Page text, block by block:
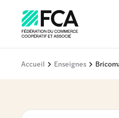
Accueil Enseignes